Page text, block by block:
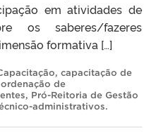
em atividades de
os saberes/fazeres
formativa […]
, capacitação de
de
, Pró-Reitoria de Gestão
administrativos.